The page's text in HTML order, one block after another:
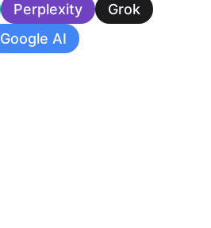
Perplexity
Grok
Google AI